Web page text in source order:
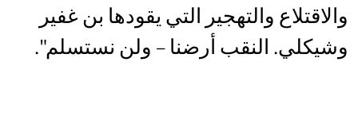
والاقتلاع والتهجير التي يقودها بن غفير
وشيكلي. النقب أرضنا – ولن نستسلم".